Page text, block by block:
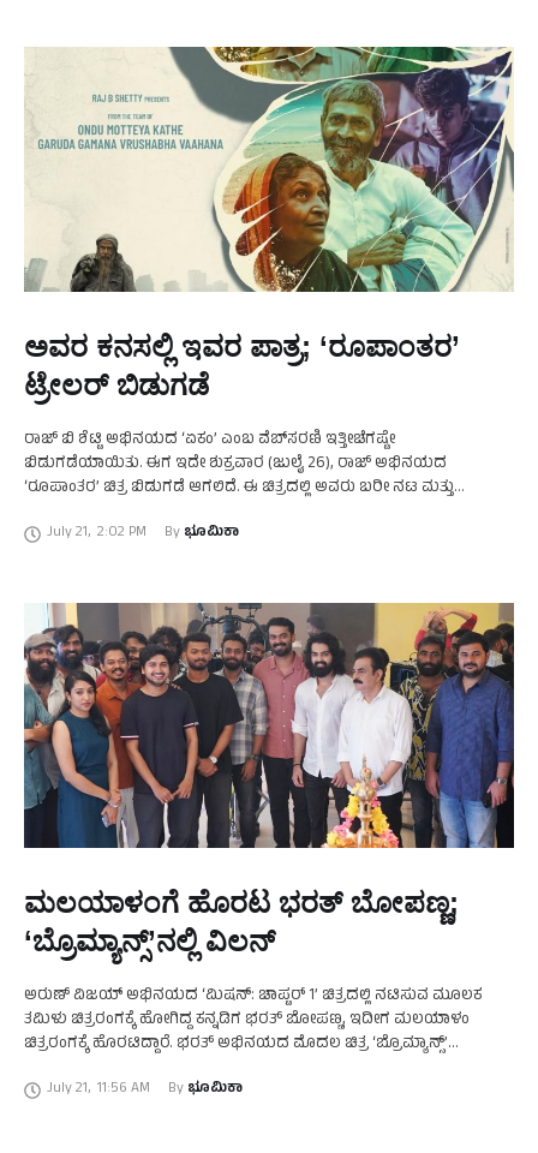
ಅವರ ಕನಸಲ್ಲಿ ಇವರ ಪಾತ್ರ; ‘ರೂಪಾಂತರ’
ಟ್ರೇಲರ್ ಬಿಡುಗಡೆ
ರಾಜ್‍ ಬಿ ಶೆಟ್ಟಿ ಅಭಿನಯದ ‘ಏಕಂ’ ಎಂಬ ವೆಬ್‍ಸರಣಿ ಇತ್ತೀಚೆಗಷ್ಟೇ
ಬಿಡುಗಡೆಯಾಯಿತು. ಈಗ ಇದೇ ಶುಕ್ರವಾರ (ಜುಲೈ 26), ರಾಜ್‍ ಅಭಿನಯದ
‘ರೂಪಾಂತರ’ ಚಿತ್ರ ಬಿಡುಗಡೆ ಆಗಲಿದೆ. ಈ ಚಿತ್ರದಲ್ಲಿ ಅವರು ಬರೀ ನಟ ಮತ್ತು
July 21, 2:02 PM By ಭೂಮಿಕಾ
ಮಲಯಾಳಂಗೆ ಹೊರಟ ಭರತ್‍ ಬೋಪಣ್ಣ;
‘ಬ್ರೊಮ್ಯಾನ್ಸ್’ನಲ್ಲಿ ವಿಲನ್
ಅರುಣ್‍ ವಿಜಯ್‍ ಅಭಿನಯದ ‘ಮಿಷನ್‍: ಚಾಪ್ಟರ್ 1’ ಚಿತ್ರದಲ್ಲಿ ನಟಿಸುವ ಮೂಲಕ
ತಮಿಳು ಚಿತ್ರರಂಗಕ್ಕೆ ಹೋಗಿದ್ದ ಕನ್ನಡಿಗ ಭರತ್‍ ಬೋಪಣ್ಣ, ಇದೀಗ ಮಲಯಾಳಂ
ಚಿತ್ರರಂಗಕ್ಕೆ ಹೊರಟಿದ್ದಾರೆ. ಭರತ್‍ ಅಭಿನಯದ ಮೊದಲ ಚಿತ್ರ ‘ಬ್ರೊಮ್ಯಾನ್ಸ್’
July 21, 11:56 AM By ಭೂಮಿಕಾ